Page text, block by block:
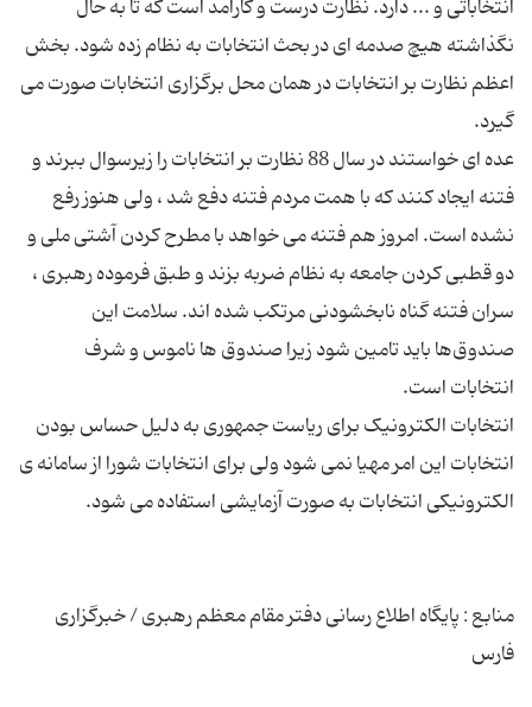
انتخاباتی و ... دارد. نظارت درست و کارآمد است که تا به حال
نگذاشته هیچ صدمه‌ ای در بحث انتخابات به نظام زده شود. بخش
اعظم نظارت بر انتخابات در همان محل برگزاری انتخابات صورت می
عده ‌ای خواستند در سال 88 نظارت بر انتخابات را زیرسوال ببرند و
فتنه ایجاد کنند که با همت مردم فتنه دفع شد ، ولی هنوز رفع
نشده است. امروز هم فتنه می ‌خواهد با مطرح ‌کردن آشتی ملی و
دو قطبی ‌کردن جامعه به نظام ضربه بزند و طبق فرموده رهبری ،
سران فتنه گناه نابخشودنی مرتکب شده ‌اند. سلامت این
صندوق‌ها باید تامین شود زیرا صندوق‌ ها ناموس و شرف
انتخابات الکترونیک برای ریاست جمهوری به دلیل حساس بودن
انتخابات این امر مهیا نمی ‌شود ولی برای انتخابات شورا از سامانه ی
منابع : پایگاه اطلاع رسانی دفتر مقام معظم رهبری / خبرگزاری
فارس